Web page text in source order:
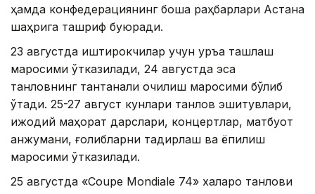
ҳамда конфедерациянинг бошқа раҳбарлари Астана
шаҳрига ташриф буюради.
23 августда иштирокчилар учун қуръа ташлаш
маросими ўтказилади, 24 августда эса
танловнинг тантанали очилиш маросими бўлиб
ўтади. 25-27 август кунлари танлов эшитувлари,
ижодий маҳорат дарслари, концертлар, матбуот
анжумани, ғолибларни тақдирлаш ва ёпилиш
маросими ўтказилади.
25 августда «Coupe Mondiale 74» халқаро танлови